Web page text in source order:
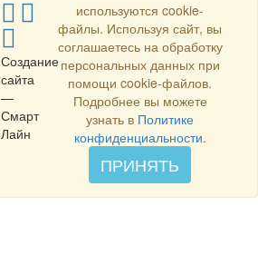
Создание
сайта
—
Смарт
Лайн
используются cookie-
файлы. Используя сайт, вы
соглашаетесь на обработку
персональных данных при
помощи cookie-файлов.
Подробнее вы можете
узнать в Политике
конфиденциальности.
ПРИНЯТЬ